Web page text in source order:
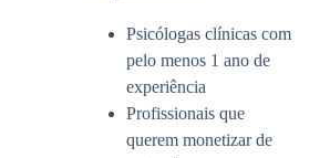
Psicólogas clínicas com
pelo menos 1 ano de
experiência
Profissionais que
querem monetizar de